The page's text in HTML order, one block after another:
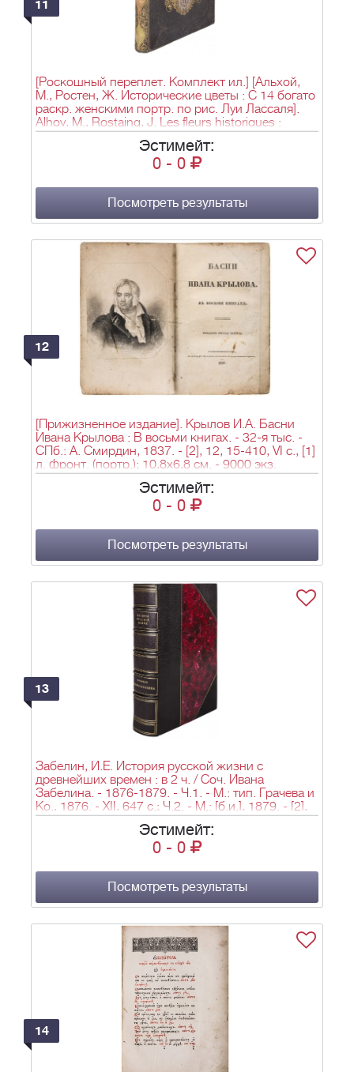
11
[Роскошный переплет. Комплект ил.] [Альхой,
М., Ростен, Ж. Исторические цветы : С 14 богато
раскр. женскими портр. по рис. Луи Лассаля].
Alhoy, M., Rostaing, J. Les fleurs historiques :
ouvrage illustre de quatorze portraits de femmes
richement colories d'apres les dessins de Louis
Lassalle / par Maurice Alhoy et Jules Rostaing. -
ил.; 26,8х17,3 см.
Эстимейт:
0 - 0
Посмотреть результаты
12
[Прижизненное издание]. Крылов И.А. Басни
Ивана Крылова : В восьми книгах. - 32-я тыс. -
СПб.: А. Смирдин, 1837. - [2], 12, 15-410, VI с., [1]
л. фронт. (портр.); 10,8х6,8 см. - 9000 экз.
Эстимейт:
0 - 0
Посмотреть результаты
13
Забелин, И.Е. История русской жизни с
древнейших времен : в 2 ч. / Соч. Ивана
Забелина. - 1876-1879. - Ч.1. - М.: тип. Грачева и
Ко., 1876. - XII, 647 с.; Ч.2. - М.: [б.и.], 1879. - [2],
II, 520 c.; 22,7х14,8 см.
Эстимейт:
0 - 0
Посмотреть результаты
14